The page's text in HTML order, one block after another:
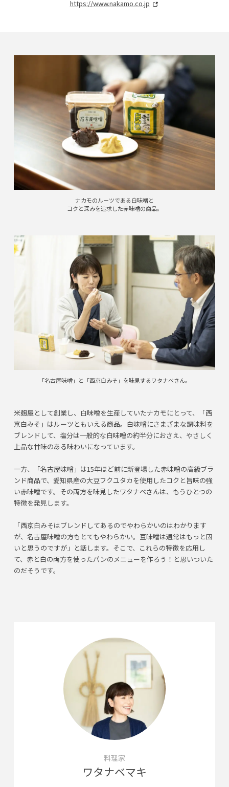
https://www.nakamo.co.jp
ナカモのルーツである白味噌と
コクと深みを追求した赤味噌の商品。
「名古屋味噌」と「西京白みそ」を味見するワタナベさん。
米麹屋として創業し、白味噌を生産していたナカモにとって、「西
京白みそ」はルーツともいえる商品。白味噌にさまざまな調味料を
ブレンドして、塩分は一般的な白味噌の約半分におさえ、やさしく
上品な甘味のある味わいになっています。
一方、「名古屋味噌」は15年ほど前に新登場した赤味噌の高級ブラ
ンド商品で、愛知県産の大豆フクユタカを使用したコクと旨味の強
い赤味噌です。その両方を味見したワタナベさんは、もうひとつの
特徴を発見します。
「西京白みそはブレンドしてあるのでやわらかいのはわかります
が、名古屋味噌の方もとてもやわらかい。豆味噌は通常はもっと固
いと思うのですが」と話します。そこで、これらの特徴を応用し
て、赤と白の両方を使ったパンのメニューを作ろう！と思いついた
のだそうです。
料理家
ワタナベマキ